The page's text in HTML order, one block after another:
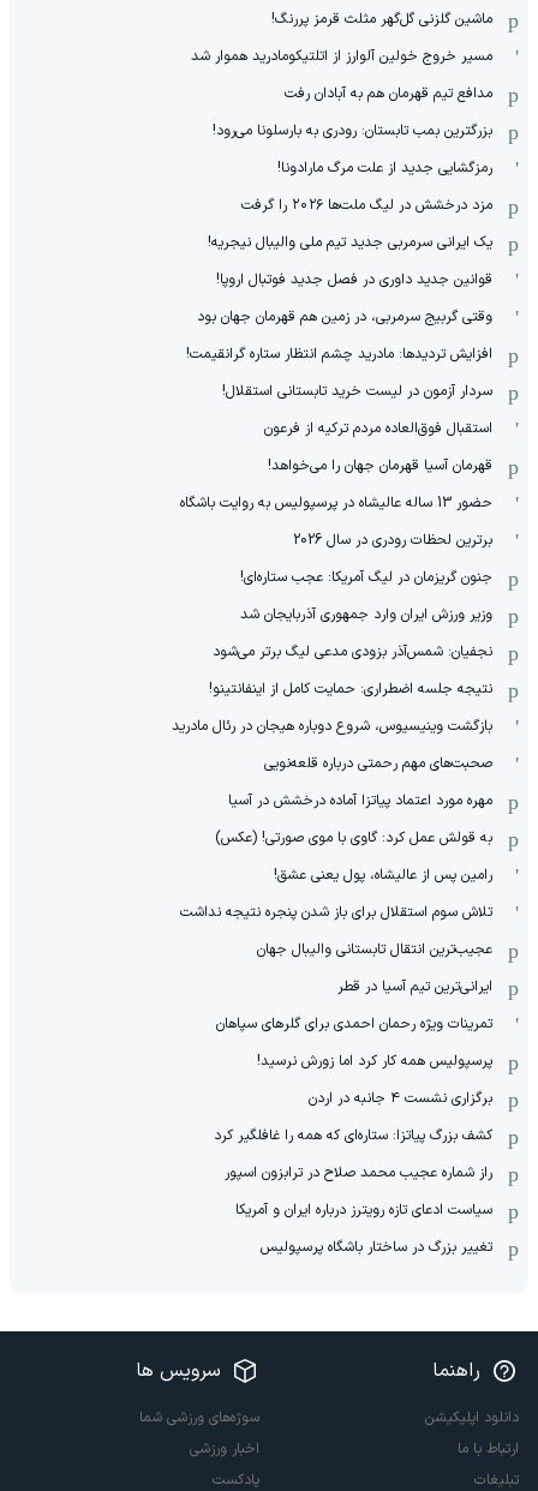
ماشین گلزنی گل‌گهر مثلث قرمز پررنگ!
مسیر خروج خولین آلوارز از اتلتیکومادرید هموار شد
مدافع تیم قهرمان هم به آبادان رفت
بزرگترین بمب تابستان: رودری به بارسلونا می‌رود!
رمزگشایی جدید از علت مرگ مارادونا!
مزد درخشش در لیگ ملت‌ها ٢٠٢۶ را گرفت
یک ایرانی سرمربی جدید تیم ملی والیبال نیجریه!
قوانین جدید داوری در فصل جدید فوتبال اروپا!
وقتی گربیج سرمربی، در زمین هم قهرمان جهان بود
افزایش تردیدها: مادرید چشم انتظار ستاره گرانقیمت!
سردار آزمون در لیست خرید تابستانی استقلال!
استقبال فوق‌‌العاده مردم ترکیه از فرعون
قهرمان آسیا قهرمان جهان را می‌خواهد!
حضور 13 ساله عالیشاه در پرسپولیس به روایت باشگاه
برترین لحظات رودری در سال 2026
جنون گریزمان در لیگ آمریکا: عجب ستاره‌ای!
وزیر ورزش ایران وارد جمهوری آذربایجان شد
نجفیان: شمس‌آذر بزودی مدعی لیگ برتر می‌شود
نتیجه جلسه اضطراری: حمایت کامل از اینفانتینو!
بازگشت وینیسیوس، شروع دوباره هیجان در رئال مادرید
صحبت‌های مهم رحمتی درباره قلعه‌نویی
مهره مورد اعتماد پیاتزا آماده درخشش در آسیا
به قولش عمل کرد: گاوی با موی صورتی! (عکس)
رامین پس از عالیشاه، پول یعنی عشق!
تلاش سوم استقلال برای باز شدن پنجره نتیجه نداشت
عجیب‌ترین انتقال تابستانی والیبال جهان
ایرانی‌ترین تیم آسیا در قطر
تمرینات ویژه رحمان احمدی برای گلرهای سپاهان
پرسپولیس همه کار کرد اما زورش نرسید!
برگزاری نشست ۴ جانبه در اردن
کشف بزرگ پیاتزا: ستاره‌ای که همه را غافلگیر کرد
راز شماره عجیب محمد صلاح در ترابزون اسپور
سیاست ادعای تازه رویترز درباره ایران و آمریکا
تغییر بزرگ در ساختار باشگاه پرسپولیس
راهنما
دانلود اپلیکیشن
ارتباط با ما
تبلیغات
سرویس ها
سوژه‌های ورزشی شما
اخبار ورزشی
پادکست